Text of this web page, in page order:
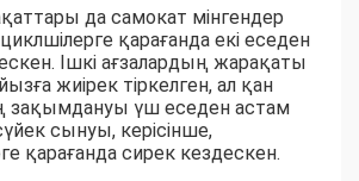
да самокат мінгендер
қарағанда екі еседен
Ішкі ағзалардың жарақаты
жиірек тіркелген, ал қан
үш еседен астам
сынуы, керісінше,
қарағанда сирек кездескен.